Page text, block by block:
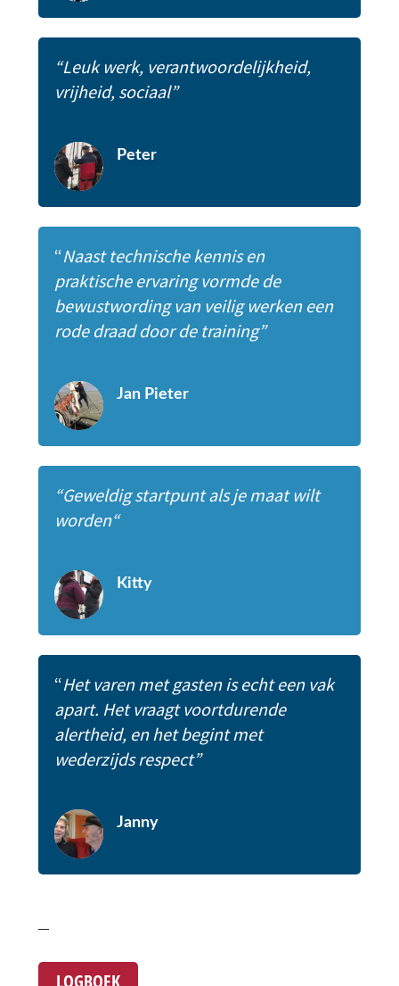
“Leuk werk, verantwoordelijkheid,
vrijheid, sociaal”
Peter
“Naast technische kennis en
praktische ervaring vormde de
bewustwording van veilig werken een
rode draad door de training”
Jan Pieter
“Geweldig startpunt als je maat wilt
worden“
Kitty
“Het varen met gasten is echt een vak
apart. Het vraagt voortdurende
alertheid, en het begint met
wederzijds respect”
Janny